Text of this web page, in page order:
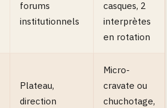
forums
institutionnels
casques, 2
interprètes
en rotation
Plateau,
direction
Micro-
cravate ou
chuchotage,